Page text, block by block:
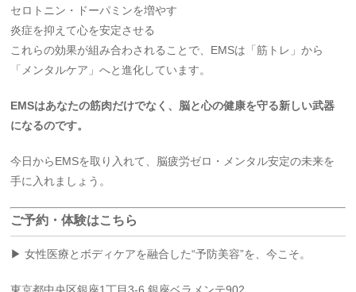
セロトニン・ドーパミンを増やす
炎症を抑えて心を安定させる
これらの効果が組み合わされることで、EMSは「筋トレ」から
「メンタルケア」へと進化しています。
EMSはあなたの筋肉だけでなく、脳と心の健康を守る新しい武器
になるのです。
今日からEMSを取り入れて、脳疲労ゼロ・メンタル安定の未来を
手に入れましょう。
ご予約・体験はこちら
▶ 女性医療とボディケアを融合した“予防美容”を、今こそ。